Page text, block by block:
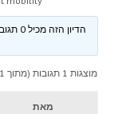
הדיון הזה מכיל 0 תגובות, ויש לו משתתף 1, והוא עודכן לאחרונה ע״י
מוצגות 1 תגובות (מתוך 1 סה״כ)
מאת